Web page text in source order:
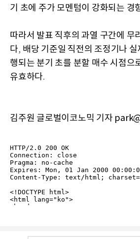
기 초에 주가 모멘텀이 강화되는 경
따라서 발표 직후의 과열 구간에 무
다, 배당 기준일 직전의 조정기나 실
행되는 분기 초를 분할 매수 시점으
유효하다.
김주원 글로벌이코노믹 기자